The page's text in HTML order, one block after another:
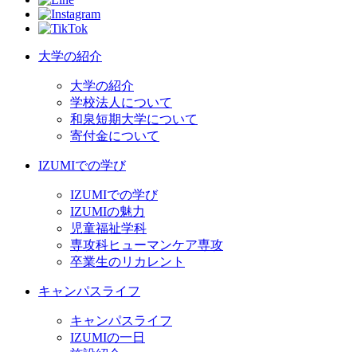
大学の紹介
大学の紹介
学校法人について
和泉短期大学について
寄付金について
IZUMIでの学び
IZUMIでの学び
IZUMIの魅力
児童福祉学科
専攻科ヒューマンケア専攻
卒業生のリカレント
キャンパスライフ
キャンパスライフ
IZUMIの一日